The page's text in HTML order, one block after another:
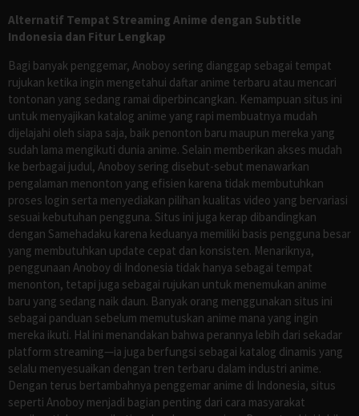
Alternatif Tempat Streaming Anime dengan Subtitle
Indonesia dan Fitur Lengkap
Bagi banyak penggemar, Anoboy sering dianggap sebagai tempat
rujukan ketika ingin mengetahui daftar anime terbaru atau mencari
tontonan yang sedang ramai diperbincangkan. Kemampuan situs ini
untuk menyajikan katalog anime yang rapi membuatnya mudah
dijelajahi oleh siapa saja, baik penonton baru maupun mereka yang
sudah lama mengikuti dunia anime. Selain memberikan akses mudah
ke berbagai judul, Anoboy sering disebut-sebut menawarkan
pengalaman menonton yang efisien karena tidak membutuhkan
proses login serta menyediakan pilihan kualitas video yang bervariasi
sesuai kebutuhan pengguna. Situs ini juga kerap dibandingkan
dengan Samehadaku karena keduanya memiliki basis pengguna besar
yang membutuhkan update cepat dan konsisten. Menariknya,
penggunaan Anoboy di Indonesia tidak hanya sebagai tempat
menonton, tetapi juga sebagai rujukan untuk menemukan anime
baru yang sedang naik daun. Banyak orang menggunakan situs ini
sebagai panduan sebelum memutuskan anime mana yang ingin
mereka ikuti. Hal ini menandakan bahwa perannya lebih dari sekadar
platform streaming—ia juga berfungsi sebagai katalog dinamis yang
selalu menyesuaikan dengan tren terbaru dalam industri anime.
Dengan terus bertambahnya penggemar anime di Indonesia, situs
seperti Anoboy menjadi bagian penting dari cara masyarakat